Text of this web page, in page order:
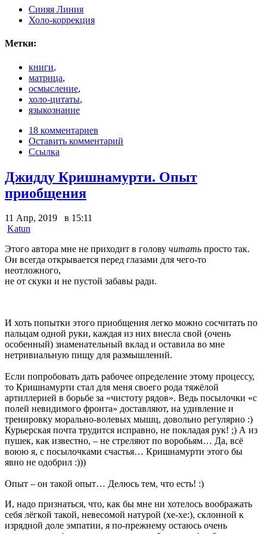
Синяя Линия
Холо-коррекция
Метки:
книги,
матрица,
осмысление,
холо-цитаты,
языкознание
18 комментариев
Оставить комментарий
Ссылка
Джидду Кришнамурти. Опыт
приобщения
11 Апр, 2019 в 15:11
Katun
Этого автора мне не приходит в голову читать просто так.
Он всегда открывается перед глазами для чего-то
неотложного,
не от скуки и не пустой забавы ради.
И хоть попытки этого приобщения легко можно сосчитать по
пальцам одной руки, каждая из них внесла свой (очень
особенный) знаменательный вклад и оставила во мне
нетривиальную пищу для размышлений.
Если попробовать дать рабочее определение этому процессу,
то Кришнамурти стал для меня своего рода тяжёлой
артиллерией в борьбе за «чистоту рядов». Ведь посылочки «с
полей невидимого фронта» доставляют, на удивление и
тренировку морально-волевых мышц, довольно регулярно :)
Курьерская почта трудится исправно, не покладая рук! ;) А из
пушек, как известно, – не стреляют по воробьям… Да, всё
воюю я, с посылочками счастья… Кришнамурти этого бы
явно не одобрил :)))
Опыт – он такой опыт… Делюсь тем, что есть! :)
И, надо признаться, что, как бы мне ни хотелось воображать
себя лёгкой такой, невесомой натурой (хе-хе:), склонной к
изрядной доле эмпатии, я по-прежнему остаюсь очень